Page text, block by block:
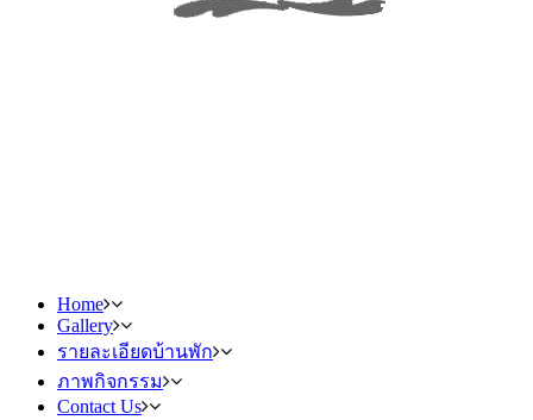
Home
Gallery
รายละเอียดบ้านพัก
ภาพกิจกรรม
Contact Us